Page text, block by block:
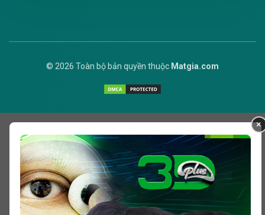
© 2026 Toàn bộ bản quyền thuộc Matgia.com
×